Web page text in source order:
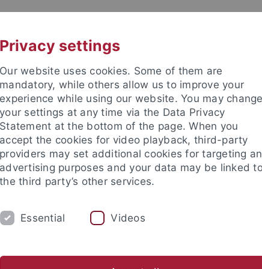
Alten Orients
FORSCHUNG
Privacy settings
Our website uses cookies. Some of them are
mandatory, while others allow us to improve your
experience while using our website. You may change
your settings at any time via the Data Privacy
Statement at the bottom of the page. When you
accept the cookies for video playback, third-party
providers may set additional cookies for targeting
advertising purposes and your data may be linked
the third party’s other services.
Essential Videos